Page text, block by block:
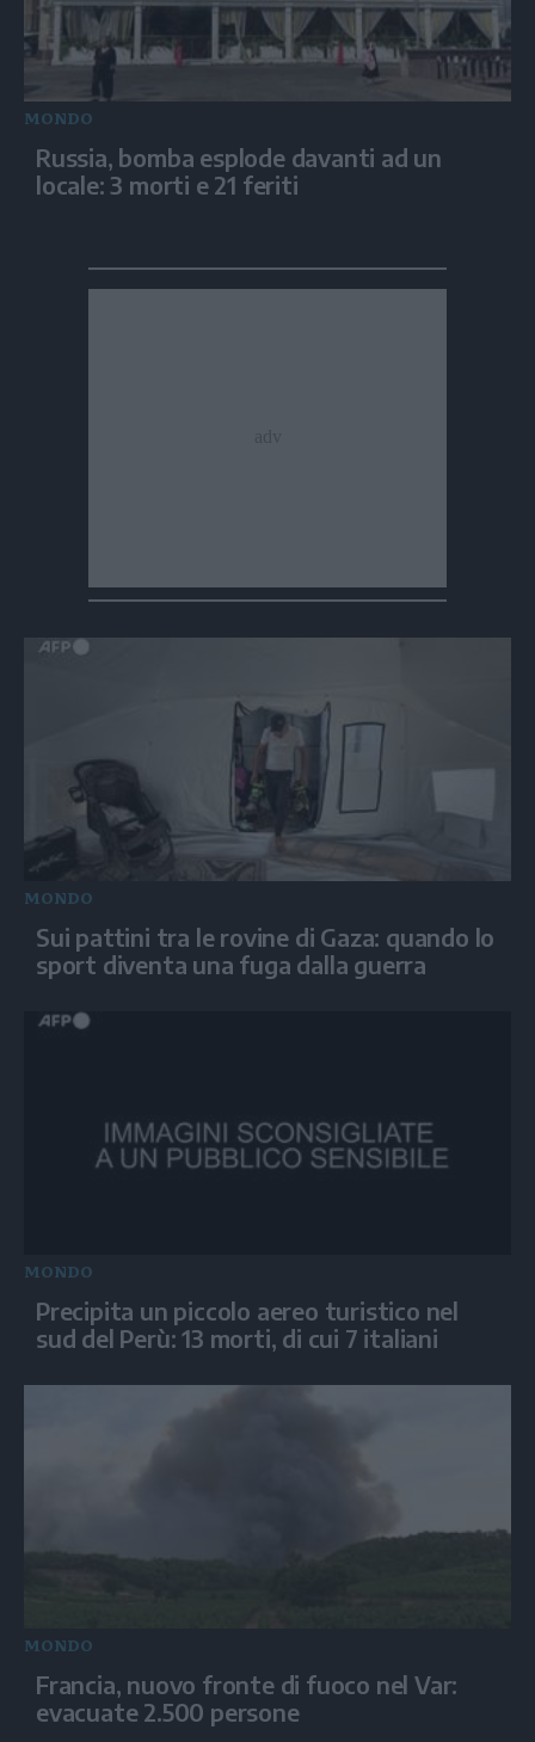
MONDO
Russia, bomba esplode davanti ad un
locale: 3 morti e 21 feriti
MONDO
Sui pattini tra le rovine di Gaza: quando lo
sport diventa una fuga dalla guerra
MONDO
Precipita un piccolo aereo turistico nel
sud del Perù: 13 morti, di cui 7 italiani
MONDO
Francia, nuovo fronte di fuoco nel Var:
evacuate 2.500 persone